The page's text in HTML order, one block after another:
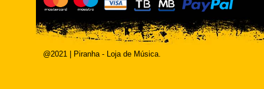
@2021 | Piranha - Loja de Música.